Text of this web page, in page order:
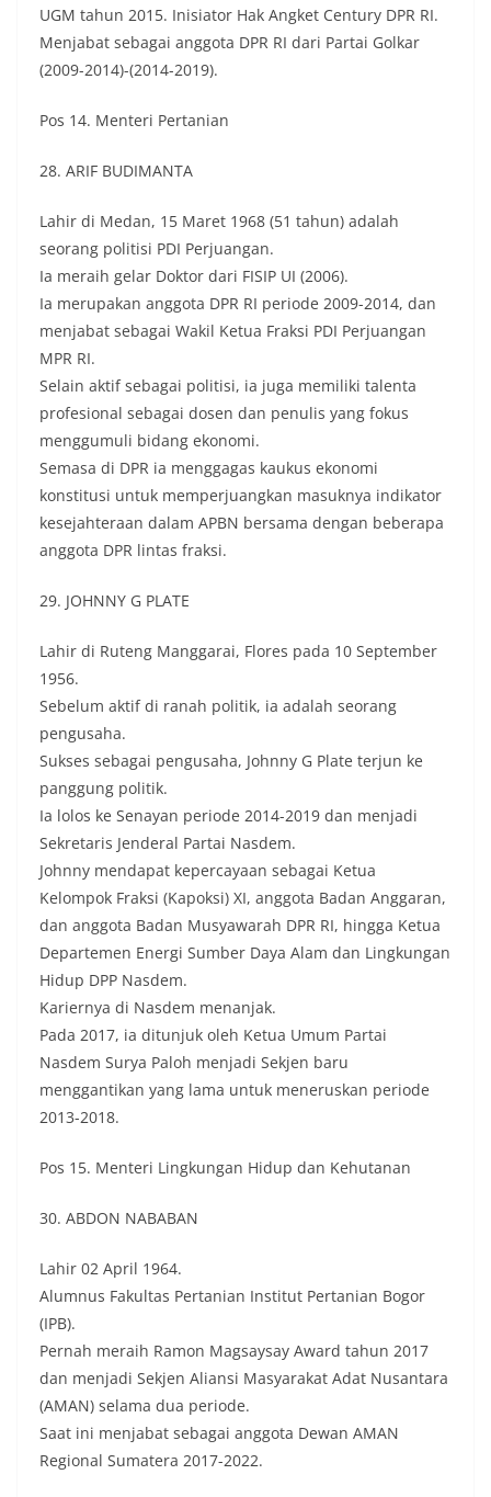
UGM tahun 2015. Inisiator Hak Angket Century DPR RI.
Menjabat sebagai anggota DPR RI dari Partai Golkar
(2009-2014)-(2014-2019).
Pos 14. Menteri Pertanian
28. ARIF BUDIMANTA
Lahir di Medan, 15 Maret 1968 (51 tahun) adalah
seorang politisi PDI Perjuangan.
Ia meraih gelar Doktor dari FISIP UI (2006).
Ia merupakan anggota DPR RI periode 2009-2014, dan
menjabat sebagai Wakil Ketua Fraksi PDI Perjuangan
MPR RI.
Selain aktif sebagai politisi, ia juga memiliki talenta
profesional sebagai dosen dan penulis yang fokus
menggumuli bidang ekonomi.
Semasa di DPR ia menggagas kaukus ekonomi
konstitusi untuk memperjuangkan masuknya indikator
kesejahteraan dalam APBN bersama dengan beberapa
anggota DPR lintas fraksi.
29. JOHNNY G PLATE
Lahir di Ruteng Manggarai, Flores pada 10 September
1956.
Sebelum aktif di ranah politik, ia adalah seorang
pengusaha.
Sukses sebagai pengusaha, Johnny G Plate terjun ke
panggung politik.
Ia lolos ke Senayan periode 2014-2019 dan menjadi
Sekretaris Jenderal Partai Nasdem.
Johnny mendapat kepercayaan sebagai Ketua
Kelompok Fraksi (Kapoksi) XI, anggota Badan Anggaran,
dan anggota Badan Musyawarah DPR RI, hingga Ketua
Departemen Energi Sumber Daya Alam dan Lingkungan
Hidup DPP Nasdem.
Kariernya di Nasdem menanjak.
Pada 2017, ia ditunjuk oleh Ketua Umum Partai
Nasdem Surya Paloh menjadi Sekjen baru
menggantikan yang lama untuk meneruskan periode
2013-2018.
Pos 15. Menteri Lingkungan Hidup dan Kehutanan
30. ABDON NABABAN
Lahir 02 April 1964.
Alumnus Fakultas Pertanian Institut Pertanian Bogor
(IPB).
Pernah meraih Ramon Magsaysay Award tahun 2017
dan menjadi Sekjen Aliansi Masyarakat Adat Nusantara
(AMAN) selama dua periode.
Saat ini menjabat sebagai anggota Dewan AMAN
Regional Sumatera 2017-2022.